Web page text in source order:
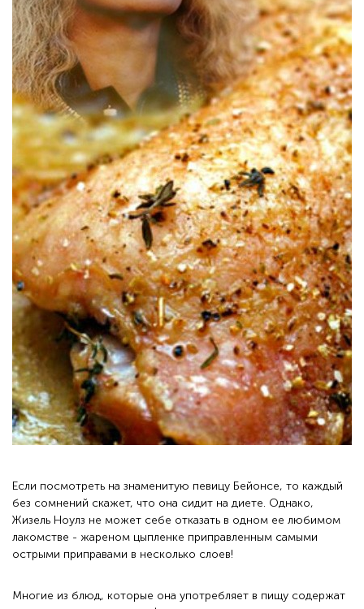
Если посмотреть на знаменитую певицу Бейонсе, то каждый
без сомнений скажет, что она сидит на диете. Однако,
Жизель Ноулз не может себе отказать в одном ее любимом
лакомстве - жареном цыпленке приправленным самыми
острыми приправами в несколько слоев!
Многие из блюд, которые она употребляет в пищу содержат